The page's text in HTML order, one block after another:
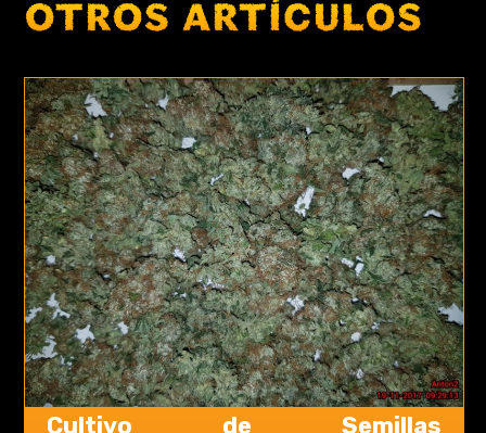
OTROS ARTÍCULOS
Cultivo de Semillas